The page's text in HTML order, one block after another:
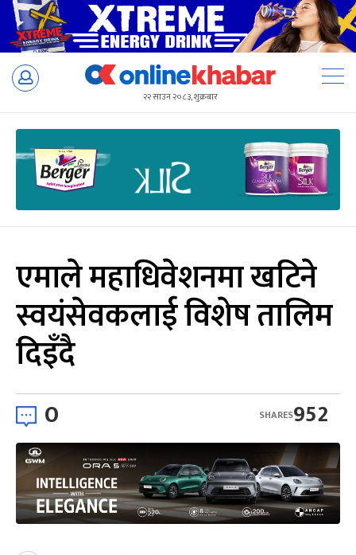
Skip
२२ साउन २०८३, शुक्रबार
एमाले महाधिवेशनमा खटिने
स्वयंसेवकलाई विशेष तालिम
दिइँदै
0 952
SHARES